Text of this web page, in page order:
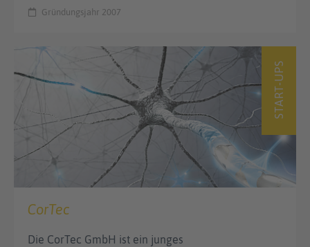
Gründungsjahr 2007
START-UPS
CorTec
Die CorTec GmbH ist ein junges